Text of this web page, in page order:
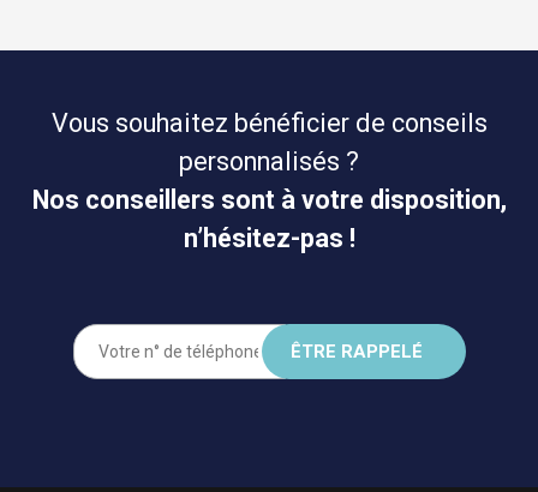
Vous souhaitez bénéficier de conseils
personnalisés ?
Nos conseillers sont à votre disposition,
n’hésitez-pas !